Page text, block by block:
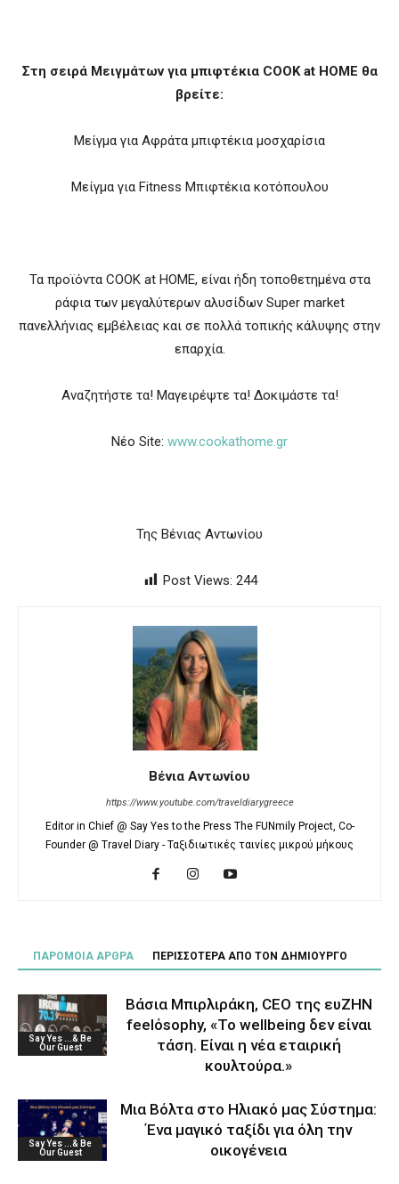
Στη σειρά Μειγμάτων για μπιφτέκια COOK at HOME θα
βρείτε:
Μείγμα για Αφράτα μπιφτέκια μοσχαρίσια
Μείγμα για Fitness Μπιφτέκια κοτόπουλου
Τα προϊόντα COOK at HOME, είναι ήδη τοποθετημένα στα
ράφια των μεγαλύτερων αλυσίδων Super market
πανελλήνιας εμβέλειας και σε πολλά τοπικής κάλυψης στην
επαρχία.
Αναζητήστε τα! Μαγειρέψτε τα! Δοκιμάστε τα!
Νέο Site: www.cookathome.gr
Της Βένιας Αντωνίου
Post Views: 244
Βένια Αντωνίου
https://www.youtube.com/traveldiarygreece
Editor in Chief @ Say Yes to the Press The FUNmily Project, Co-
Founder @ Travel Diary - Ταξιδιωτικές ταινίες μικρού μήκους
ΠΑΡΟΜΟΙΑ ΑΡΘΡΑ ΠΕΡΙΣΣΟΤΕΡΑ ΑΠΟ ΤΟΝ ΔΗΜΙΟΥΡΓΟ
Say Yes ...& Be
Our Guest
Βάσια Μπιρλιράκη, CEO της ευΖΗΝ
feelόsophy, «Το wellbeing δεν είναι
τάση. Είναι η νέα εταιρική
κουλτούρα.»
Say Yes ...& Be
Our Guest
Μια Βόλτα στο Ηλιακό μας Σύστημα:
Ένα μαγικό ταξίδι για όλη την
οικογένεια